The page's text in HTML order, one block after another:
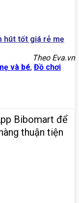
hút tốt giá rẻ mẹ
Theo Eva.vn
và bé, Đồ chơi
Bibomart để
thuận tiện